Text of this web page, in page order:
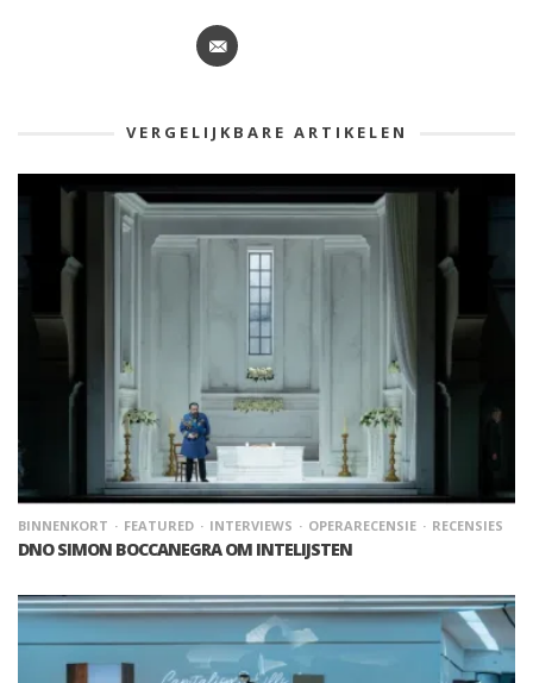
VERGELIJKBARE ARTIKELEN
BINNENKORT FEATURED INTERVIEWS OPERARECENSIE RECENSIES
DNO SIMON BOCCANEGRA OM INTELIJSTEN